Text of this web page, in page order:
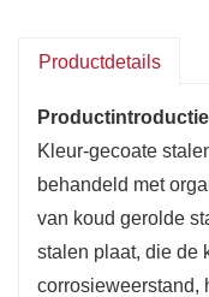
volgens de
Productdetails
Kleur-gecoate
behandeld met
van koud gerolde
stalen plaat, die de
corrosieweerstand,